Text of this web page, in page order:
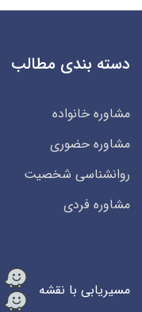
دسته بندی مطالب
مشاوره خانواده
مشاوره حضوری
روانشناسی شخصیت
مشاوره فردی
مسیریابی با نقشه